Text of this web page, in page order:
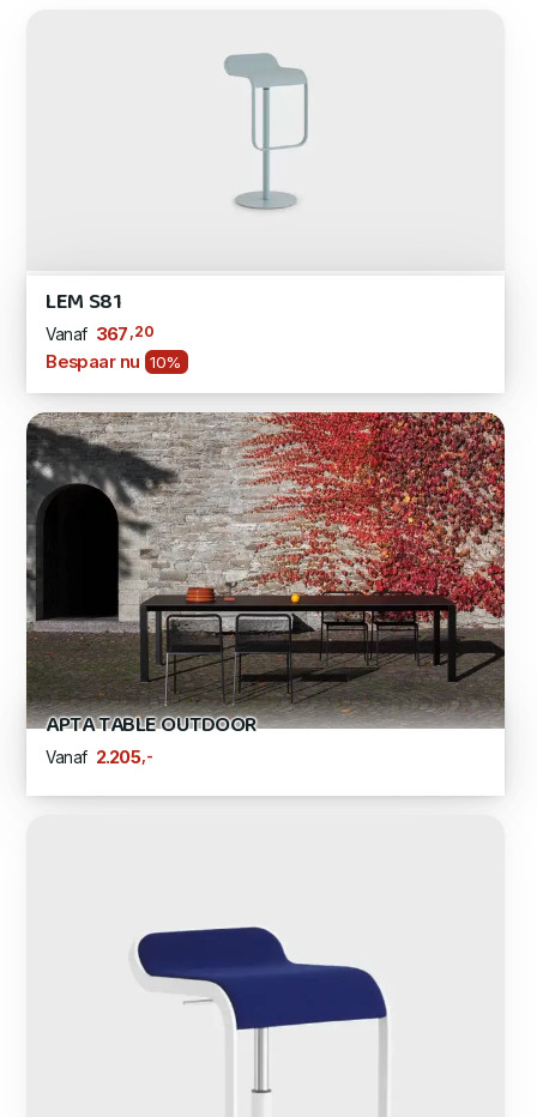
LEM S81
Vanaf 367 ,20
Bespaar nu 10%
APTA TABLE OUTDOOR
Vanaf 2.205 ,-